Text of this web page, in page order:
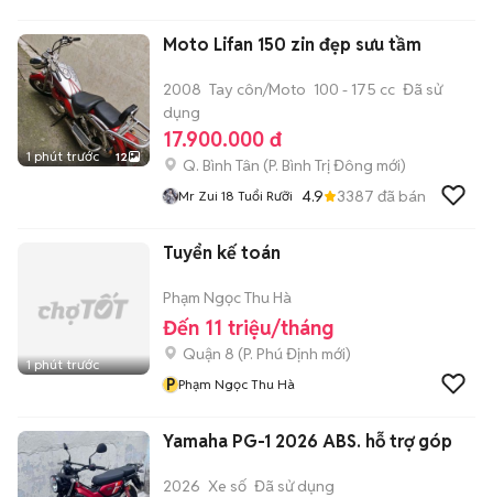
1 phút trước 12
Moto Lifan 150 zin đẹp sưu tầm
2008 Tay côn/Moto 100 - 175 cc Đã sử
dụng
17.900.000 đ
Q. Bình Tân (P. Bình Trị Đông mới)
Mr Zui 18 Tuổi Rưỡi 4.9 3387 đã bán
1 phút trước
Tuyển kế toán
Phạm Ngọc Thu Hà
Đến 11 triệu/tháng
Quận 8 (P. Phú Định mới)
P Phạm Ngọc Thu Hà
Yamaha PG-1 2026 ABS. hỗ trợ góp
2026 Xe số Đã sử dụng